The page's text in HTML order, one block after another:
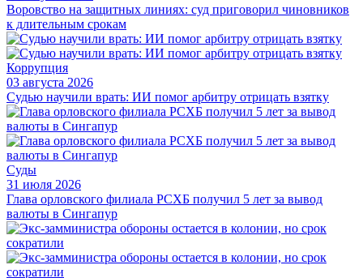
Воровство на защитных линиях: суд приговорил чиновников
к длительным срокам
Коррупция
03 августа 2026
Судью научили врать: ИИ помог арбитру отрицать взятку
Суды
31 июля 2026
Глава орловского филиала РСХБ получил 5 лет за вывод
валюты в Сингапур